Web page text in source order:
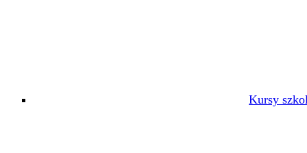
Kursy